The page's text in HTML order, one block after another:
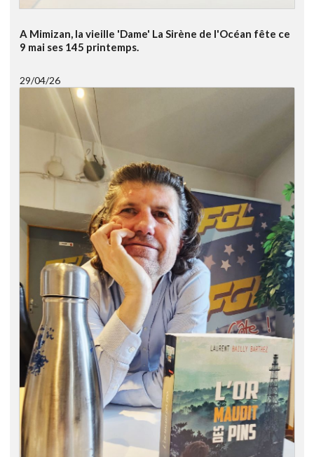
A Mimizan, la vieille 'Dame' La Sirène de l'Océan fête ce
9 mai ses 145 printemps.
29/04/26